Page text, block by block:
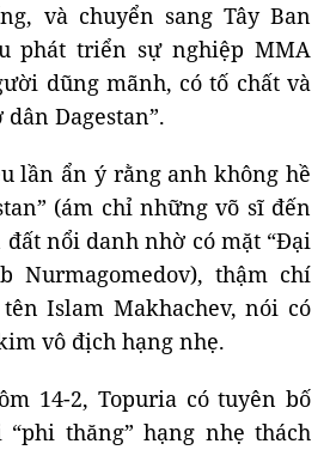
và chuyển sang Tây Ban
phát triển sự nghiệp MMA
dũng mãnh, có tố chất và
Dagestan”.
lần ẩn ý rằng anh không hề
(ám chỉ những võ sĩ đến
đất nổi danh nhờ có mặt “Đại
Nurmagomedov), thậm chí
Islam Makhachev, nói có
vô địch hạng nhẹ.
14-2, Topuria có tuyên bố
thăng” hạng nhẹ thách